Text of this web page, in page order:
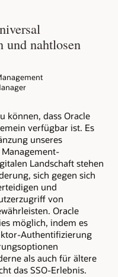
und nahtlosen
können, dass Oracle
verfügbar ist. Es
unseres
Landschaft stehen
sich gegen sich
und
von
Oracle
möglich, indem es
Authentifizierung
als auch für ältere
das SSO-Erlebnis.